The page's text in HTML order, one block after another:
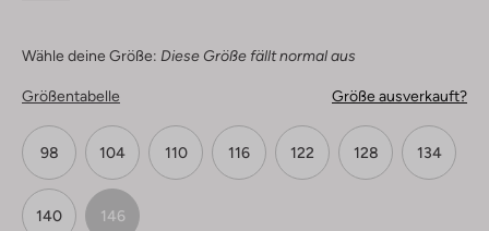
Wähle deine Größe: Diese Größe fällt normal aus
Größentabelle Größe ausverkauft?
98 104 110 116 122 128 134
140 146